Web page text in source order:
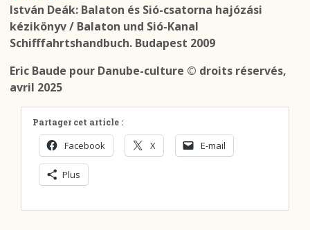
István Deák: Balaton és Sió-csatorna hajózási
kézikönyv / Balaton und Sió-Kanal
Schifffahrtshandbuch. Budapest 2009
Eric Baude pour Danube-culture © droits réservés,
avril 2025
Partager cet article :
Facebook X E-mail
Plus